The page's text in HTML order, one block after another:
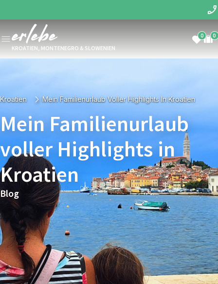
KROATIEN, MONTENEGRO & SLOWENIEN
0 0
Kroatien Mein Familienurlaub Voller Highlights In Kroatien
Mein Familienurlaub
voller Highlights in
Kroatien
Blog